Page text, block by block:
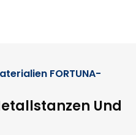
FORTUNA-
Und